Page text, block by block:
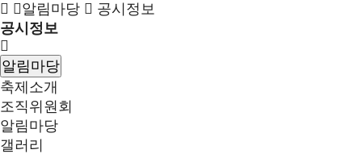
알림마당
공시정보
공시정보
알림마당
축제소개
조직위원회
알림마당
갤러리